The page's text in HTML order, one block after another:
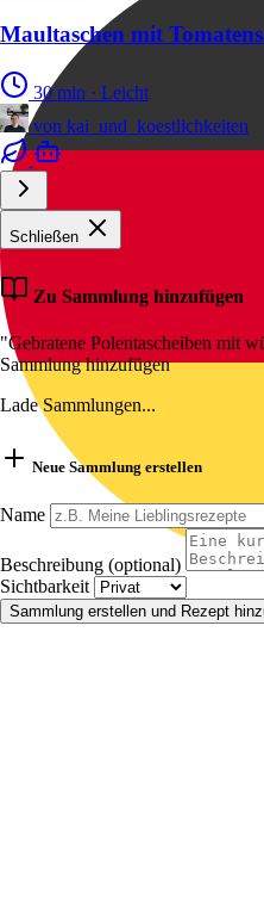
Maultaschen mit
30 min · Leicht
von kai_und_koestlichkeiten
Schließen
Zu Sammlung hinzufügen
"Gebratene Polentascheiben mit
Sammlung hinzufügen
Lade Sammlungen...
Neue Sammlung erstellen
Name
Beschreibung (optional)
Sichtbarkeit
Sammlung erstellen und Rezept